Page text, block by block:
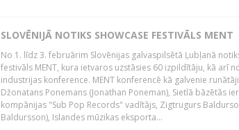
SLOVĒNIJĀ NOTIKS SHOWCASE FESTIVĀLS MENT
No 1. līdz 3. februārim Slovēnijas galvaspilsētā Ļubļanā
festivāls MENT, kura ietvaros uzstāsies 60 izpildītāju, kā arī
industrijas konference. MENT konferencē kā galvenie
Džonatans Ponemans (Jonathan Poneman), Sietlā bāzētās
kompānijas "Sub Pop Records" vadītājs, Zigtrugurs
Baldursson), Islandes mūzikas eksporta...